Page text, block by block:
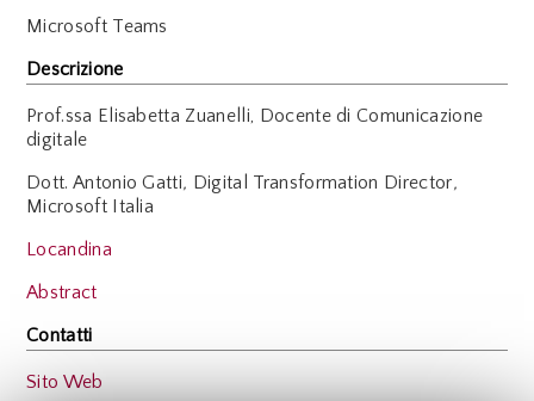
Microsoft Teams
Descrizione
Prof.ssa Elisabetta Zuanelli, Docente di Comunicazione
digitale
Dott. Antonio Gatti, Digital Transformation Director,
Microsoft Italia
Locandina
Abstract
Contatti
Sito Web